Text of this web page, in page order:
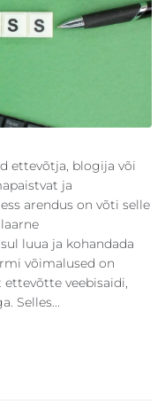
ettevõtja, blogija või
ja
arendus on võti selle
luua ja kohandada
võimalused on
veebisaidi,
Selles...